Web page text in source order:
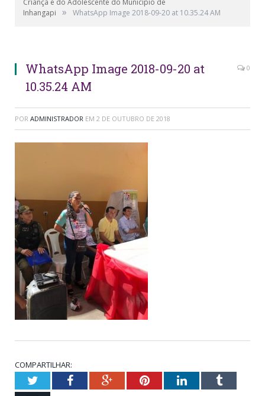
Inhangapi
» WhatsApp Image 2018-09-20 at 10.35.24 AM
WhatsApp Image 2018-09-20 at
10.35.24 AM
0
POR ADMINISTRADOR EM 2 DE OUTUBRO DE 2018
COMPARTILHAR:
TwitterFacebookGoogle+PinterestLinkedInTumblr